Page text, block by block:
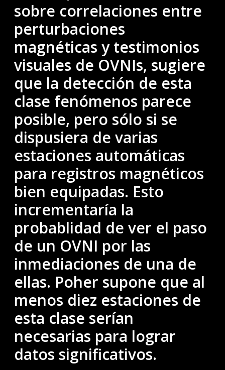
sobre correlaciones entre
perturbaciones
magnéticas y testimonios
visuales de OVNIs, sugiere
que la detección de esta
clase fenómenos parece
posible, pero sólo si se
dispusiera de varias
estaciones automáticas
para registros magnéticos
bien equipadas. Esto
incrementaría la
probablidad de ver el paso
de un OVNI por las
inmediaciones de una de
ellas. Poher supone que al
menos diez estaciones de
esta clase serían
necesarias para lograr
datos significativos.